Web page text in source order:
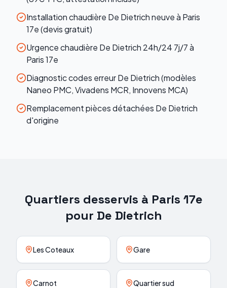
Installation chaudière De Dietrich neuve à Paris
17e (devis gratuit)
Urgence chaudière De Dietrich 24h/24 7j/7 à
Paris 17e
Diagnostic codes erreur De Dietrich (modèles
Naneo PMC, Vivadens MCR, Innovens MCA)
Remplacement pièces détachées De Dietrich
d'origine
Quartiers desservis à Paris 17e
pour De Dietrich
Les Coteaux Gare
Carnot Quartier sud